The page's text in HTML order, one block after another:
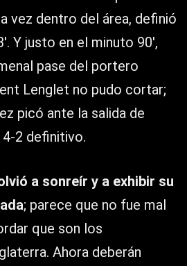
vez dentro del área, definió
Y justo en el minuto 90′,
pase del portero
Lenglet no pudo cortar;
picó ante la salida de
2 definitivo.
a sonreír y a exhibir su
; parece que no fue mal
que son los
Ahora deberán